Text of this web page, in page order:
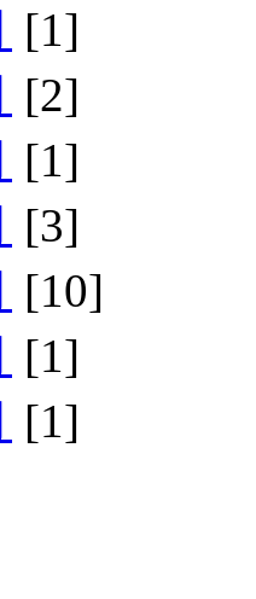
[1]
[2]
[1]
[3]
[10]
[1]
[1]